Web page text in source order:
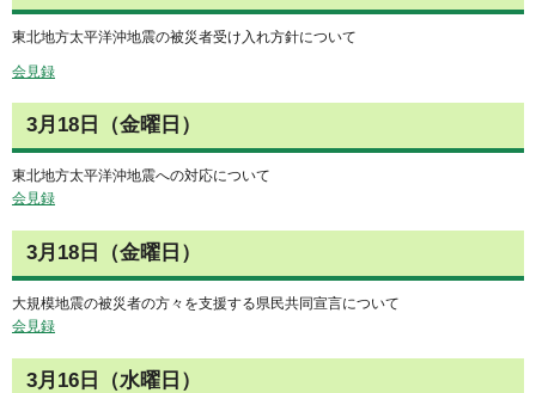
東北地方太平洋沖地震の被災者受け入れ方針について
会見録
3月18日（金曜日）
東北地方太平洋沖地震への対応について
会見録
3月18日（金曜日）
大規模地震の被災者の方々を支援する県民共同宣言について
会見録
3月16日（水曜日）